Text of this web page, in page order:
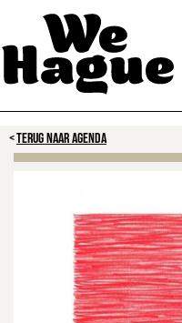
TERUG NAAR AGENDA